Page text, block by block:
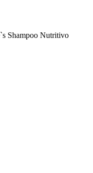
Shampoo Nutritivo